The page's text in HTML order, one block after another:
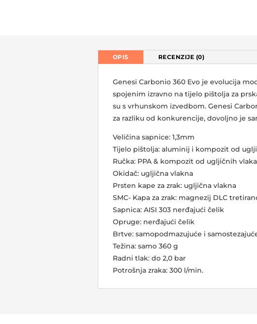
OPIS RECENZIJE (0)
Genesi Carbonio 360 Evo je evolucija
spojenim izravno na tijelo pištolja za
su s vrhunskom izvedbom. Genesi
za razliku od konkurencije, dovoljno je
Veličina sapnice: 1,3mm
Tijelo pištolja: aluminij i kompozit od
Ručka: PPA & kompozit od ugljičnih
Okidač: ugljična vlakna
Prsten kape za zrak: ugljična vlakna
SMC- Kapa za zrak: magnezij DLC
Sapnica: AISI 303 nerđajući čelik
Opruge: nerđajući čelik
Brtve: samopodmazujuće i
Težina: samo 360 g
Radni tlak: do 2,0 bar
Potrošnja zraka: 300 l/min.